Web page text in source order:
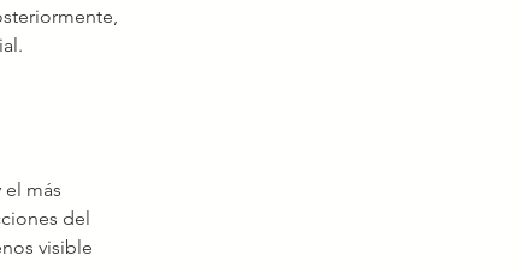
más
del
visible